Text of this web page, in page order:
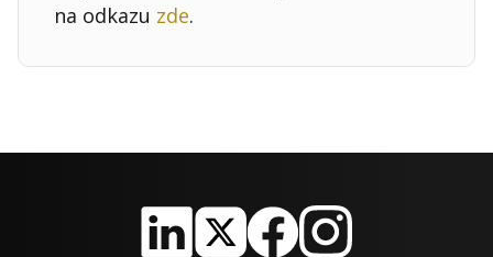
na odkazu zde.